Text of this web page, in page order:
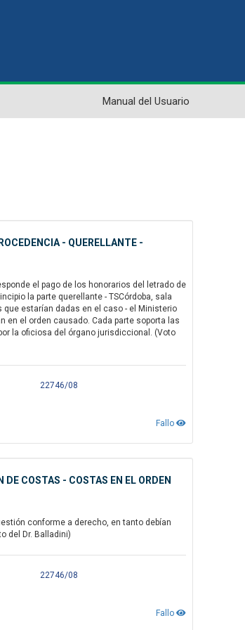
Manual del Usuario
- QUERELLANTE -
el pago de los honorarios del letrado de
la parte querellante - TSCórdoba, sala
que estarían dadas en el caso - el Ministerio
en el orden causado. Cada parte soporta las
la oficiosa del órgano jurisdiccional. (Voto
22746/08
Fallo
COSTAS - COSTAS EN EL ORDEN
conforme a derecho, en tanto debían
del Dr. Balladini)
22746/08
Fallo